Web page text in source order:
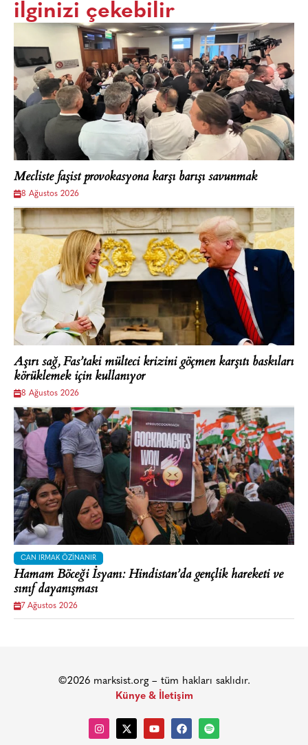
ilginizi çekebilir
Mecliste faşist provokasyona karşı barışı savunmak
8 Ağustos 2026
Aşırı sağ, Fas’taki mülteci krizini göçmen karşıtı baskıları
körüklemek için kullanıyor
8 Ağustos 2026
CAN IRMAK ÖZINANIR
Hamam Böceği İsyanı: Hindistan’da gençlik hareketi ve
sınıf dayanışması
7 Ağustos 2026
©2026 marksist.org – tüm hakları saklıdır.
Künye & İletişim